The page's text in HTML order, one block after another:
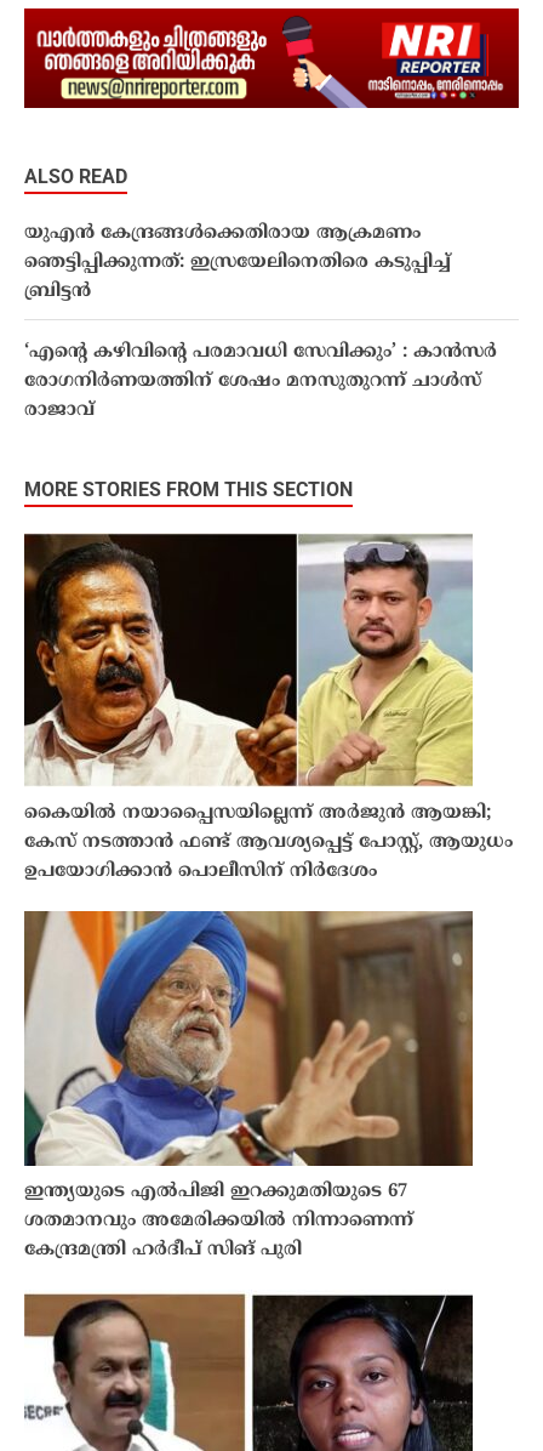
ALSO READ
യുഎൻ കേന്ദ്രങ്ങള്‍ക്കെതിരായ ആക്രമണം
ഞെട്ടിപ്പിക്കുന്നത്: ഇസ്രയേലിനെതിരെ കടുപ്പിച്ച്
ബ്രിട്ടൻ
‘എന്റെ കഴിവിന്റെ പരമാവധി സേവിക്കും’ : കാന്‍സര്‍
രോഗനിര്‍ണയത്തിന് ശേഷം മനസുതുറന്ന്‌ ചാള്‍സ്
രാജാവ്
MORE STORIES FROM THIS SECTION
കൈയിൽ നയാപ്പൈസയില്ലെന്ന് അർജുൻ ആയങ്കി;
കേസ് നടത്താൻ ഫണ്ട് ആവശ്യപ്പെട്ട് പോസ്റ്റ്, ആയുധം
ഉപയോഗിക്കാൻ പൊലീസിന് നിർദേശം
ഇന്ത്യയുടെ എൽപിജി ഇറക്കുമതിയുടെ 67
ശതമാനവും അമേരിക്കയിൽ നിന്നാണെന്ന്
കേന്ദ്രമന്ത്രി ഹർദീപ് സിങ് പുരി